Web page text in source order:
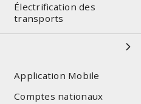
Électrification des
transports
Application Mobile
Comptes nationaux